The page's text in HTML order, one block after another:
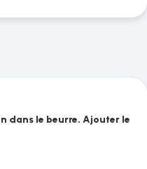
dans le beurre. Ajouter le